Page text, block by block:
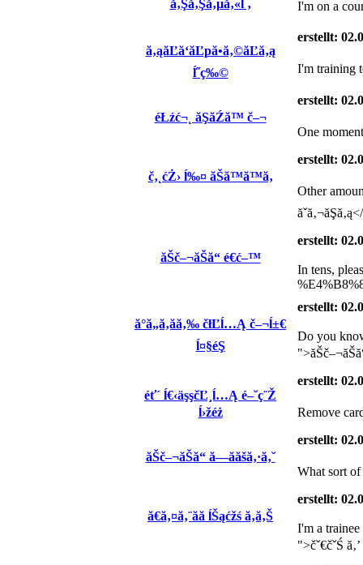
ă‚Şă‚Şă‚µă‚«ĺ ‚ I'm on a
ă‚ąăĽă‘ăĽpă•ă‚©ăĽă‚ą
ĺ˝ç‰©
erstellt:
I'm training
éŁźć¬˛ ăŞăŹă™ č–¬
erstellt:
One
č‚˛ćŻ› ĺ‰¤ ăŠă™ă™ă‚
erstellt:
Other
ăŠč–¬ăŠă“ é€ć–™
erstellt:
In tens,
ă°ă„ă‚ăă‚‰ čłĽĺ…Ą č–¬ĺ±€
ĺ¤§éŞ
erstellt:
Do you
éť´ ĺ€‹äşşčĽ¸ĺ…Ą é–˘ç¨Ž
ĺ›žéż
erstellt:
Remove
ăŠč–¬ăŠă“ ă—ă­ăšă‚·ă‚˘
erstellt:
What sort of
ă€ă‚¤ă‚¨ăă ĺŠąćžś ă‚ă‚Š
erstellt:
I'm a
">čˇ€čˇŚ